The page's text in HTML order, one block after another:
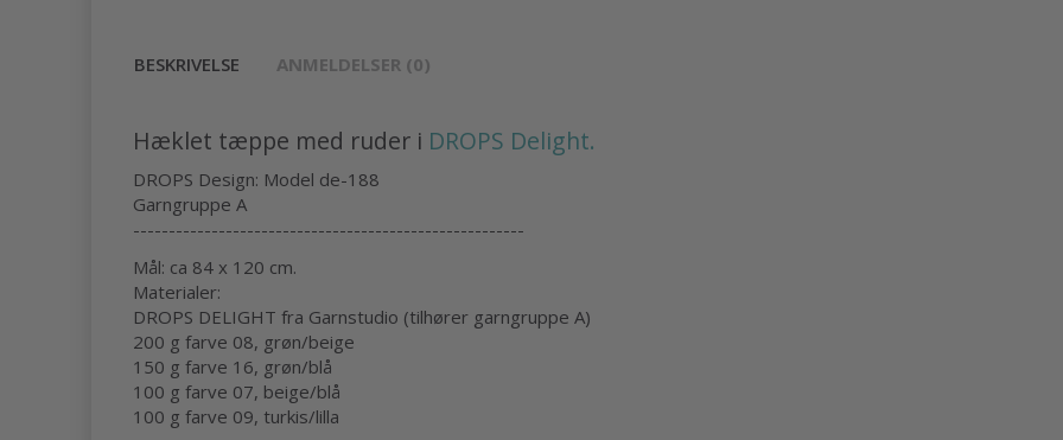
BESKRIVELSE ANMELDELSER (0)
Hæklet tæppe med ruder i DROPS Delight.
DROPS Design: Model de-188
Garngruppe A
-------------------------------------------------------
Mål: ca 84 x 120 cm.
Materialer:
DROPS DELIGHT fra Garnstudio (tilhører garngruppe A)
200 g farve 08, grøn/beige
150 g farve 16, grøn/blå
100 g farve 07, beige/blå
100 g farve 09, turkis/lilla